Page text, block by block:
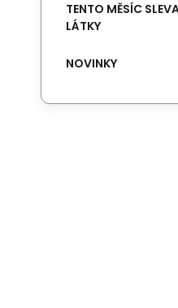
TENTO MĚSÍC
LÁTKY
NOVINKY